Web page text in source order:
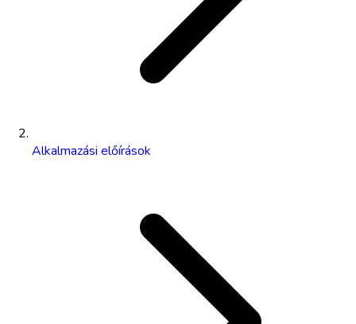
Alkalmazási előírások